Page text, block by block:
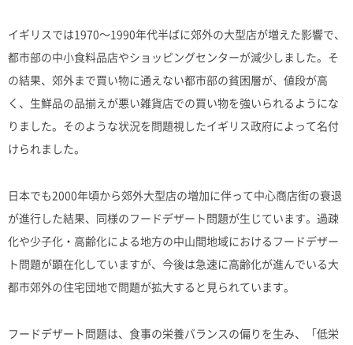
イギリスでは1970〜1990年代半ばに郊外の大型店が増えた影響で、
都市部の中小食料品店やショッピングセンターが減少しました。そ
の結果、郊外まで買い物に通えない都市部の貧困層が、値段が高
く、生鮮品の品揃えが悪い雑貨店での買い物を強いられるようにな
りました。そのような状況を問題視したイギリス政府によって名付
けられました。
日本でも2000年頃から郊外大型店の増加に伴って中心商店街の衰退
が進行した結果、同様のフードデザート問題が生じています。過疎
化や少子化・高齢化による地方の中山間地域におけるフードデザー
ト問題が顕在化していますが、今後は急速に高齢化が進んでいる大
都市郊外の住宅団地で問題が拡大すると見られています。
フードデザート問題は、食事の栄養バランスの偏りを生み、「低栄